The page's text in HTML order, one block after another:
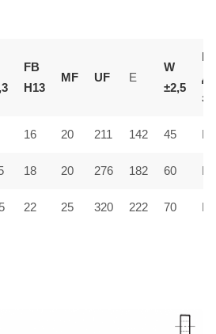
FB
H13
MF UF E
W
±2,5
16 20 211 142 45
18 20 276 182 60
22 25 320 222 70